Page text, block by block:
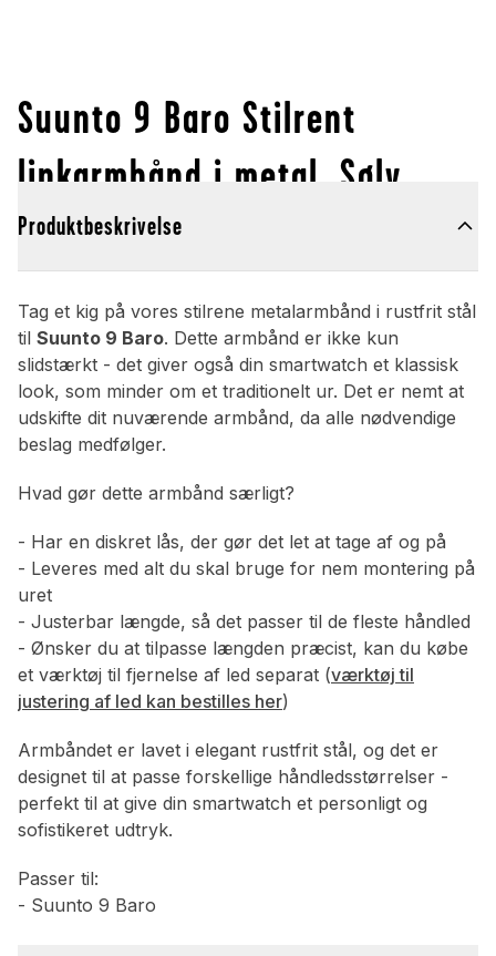
Suunto 9 Baro Stilrent
linkarmbånd i metal, Sølv
Produktbeskrivelse
Tag et kig på vores stilrene metalarmbånd i rustfrit stål
til Suunto 9 Baro. Dette armbånd er ikke kun
slidstærkt - det giver også din smartwatch et klassisk
look, som minder om et traditionelt ur. Det er nemt at
udskifte dit nuværende armbånd, da alle nødvendige
beslag medfølger.
Hvad gør dette armbånd særligt?
- Har en diskret lås, der gør det let at tage af og på
- Leveres med alt du skal bruge for nem montering på
uret
- Justerbar længde, så det passer til de fleste håndled
- Ønsker du at tilpasse længden præcist, kan du købe
et værktøj til fjernelse af led separat (værktøj til
justering af led kan bestilles her)
Armbåndet er lavet i elegant rustfrit stål, og det er
designet til at passe forskellige håndledsstørrelser -
perfekt til at give din smartwatch et personligt og
sofistikeret udtryk.
Passer til:
- Suunto 9 Baro